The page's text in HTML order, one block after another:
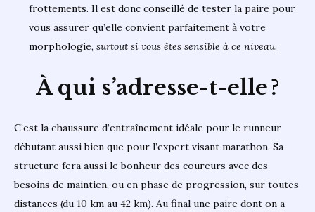
frottements. Il est donc conseillé de tester la paire pour
vous assurer qu’elle convient parfaitement à votre
morphologie, surtout si vous êtes sensible à ce niveau.
À qui s’adresse-t-elle ?
C’est la chaussure d’entraînement idéale pour le runneur
débutant aussi bien que pour l’expert visant marathon. Sa
structure fera aussi le bonheur des coureurs avec des
besoins de maintien, ou en phase de progression, sur toutes
distances (du 10 km au 42 km). Au final une paire dont on a